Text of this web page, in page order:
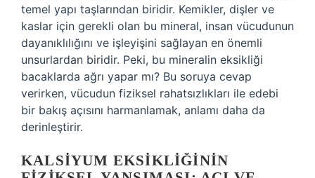
temel yapı taşlarından biridir. Kemikler, dişler ve
kaslar için gerekli olan bu mineral, insan vücudunun
dayanıklılığını ve işleyişini sağlayan en önemli
unsurlardan biridir. Peki, bu mineralin eksikliği
bacaklarda ağrı yapar mı? Bu soruya cevap
verirken, vücudun fiziksel rahatsızlıkları ile edebi
bir bakış açısını harmanlamak, anlamı daha da
derinleştirir.
KALSIYUM EKSIKLIĞININ